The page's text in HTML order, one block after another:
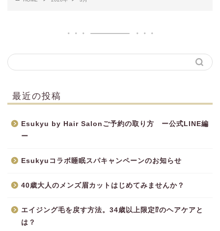
最近の投稿
Esukyu by Hair Salonご予約の取り方 ー公式LINE編
ー
Esukyuコラボ睡眠スパキャンペーンのお知らせ
40歳大人のメンズ眉カットはじめてみませんか？
エイジング毛を戻す方法。34歳以上限定⁉︎のヘアケアと
は？